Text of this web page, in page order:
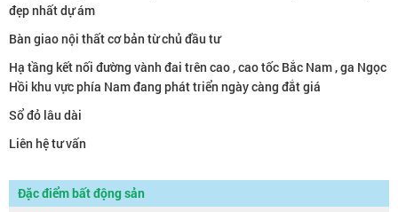
đẹp nhất dự ám
Bàn giao nội thất cơ bản từ chủ đầu tư
Hạ tầng kết nối đường vành đai trên cao , cao tốc Bắc Nam , ga Ngọc
Hồi khu vực phía Nam đang phát triển ngày càng đắt giá
Sổ đỏ lâu dài
Liên hệ tư vấn
Đặc điểm bất động sản